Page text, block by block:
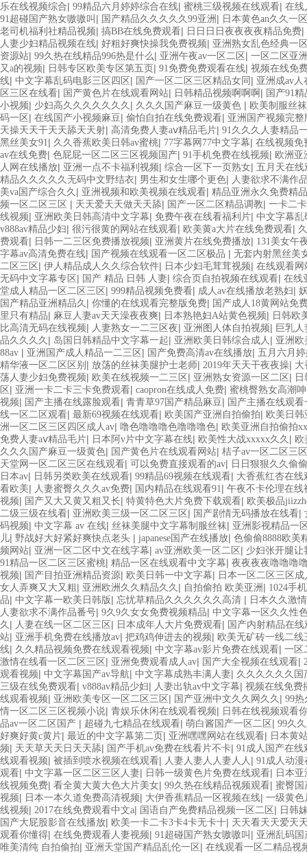
乐在线视频综合| 99精品六月婷婷综合在线| 蜜桃三级视频在线观看| 在线
91超碰国产熟女嗷嗷叫 | 国产精品久久久久久99亚洲 | 日本黄色an久久一区
老司机福利社精品视频| 搞BB在线免费观看| 日日日日夜夜夜夜精品免费|
人妻少妇精品视频在线| 好粗好爽快操我免费视频| 亚洲熟女乱色经典一
资源站| 99久热在线精品996热是什么| 亚洲午夜av一区二区 | 一区二区亚
又a的视频| 日韩专区欧美专区第五页 | 91免费免费观看在线| 视频在线免
线| 中文字幕乱码电影三区四区 | 国产一区二区三区精品女同 | 亚洲成av
区三区在线看| 国产黄色片在线观看网站| 日韩精品视频啊啊啊 | 国产91
小视频| 少妇高久久久久久久久 | 久久久国产麻豆一级黄色 | 欧美制服丝
码一区 | 在线国产小视频麻豆| 偷怕自拍在线免费观看| 亚洲国产视频完整
天操天天干天天舔天天射| 高清免费人妻aⅴ精品毛片| 91久久久人妻精品
黑丝美女91| 久久香蕉欧美日韩av蜜桃| 77字幕网77中文字幕| 在线视频免
av在线免费| 色屁屁一区二区三区视频国产| 91手机免费在线视频| 欧洲亚
人网在线播放| 亚洲一点不卡福利视频| 综合一区下一页熟女| 五月天在
精品久久久久久无码中文野结衣| 男生和女生哪个更色| 人妻欲求不满作
美va国产综合久久 | 亚洲视频和欧美视频在线观看| 精品亚洲永久免费精
频一区二区三区 | 天天爱天天做天天舔| 国产一区二区精品调教| 一卡二
线视频| 亚洲欧美日韩高清中文字幕| 免费午夜在线看福利片| 中文字幕
v888av精品少妇| 很污很黄的网站在线观看| 欧美黄a大片在线免费观看|
费观看| 日韩一二三区免费播放视频| 亚洲黄片在线免费播放| 131美女午
字幕av高清免费在线| 国产视频在线观看一区二区极品 | 无套内射黑丝美
二区三区 | 伊人精品成人久久综合软件| 日本少妇毛茸茸视频| 在线观看网
无码中文字幕专区 | 国产 精品 日韩 人妻| 综合页自拍视频在线观看| 在线
堂成人精品一区二区三区 | 999精品视频免费看| 成人av在线播放老熟妇|
国产精品亚洲精品久 | 你懂的在线观看完整版免费| 国产成人18黄网站免
里只有精品| 麻豆人妻av天天澡夜夜爽| 日本熟艳妇A站黄色视频| 日韩欧
比高清无码在线视频| 人妻熟女一二三区夜| 亚洲图人体自拍视频| 巨乳
品久久久久 | 岛国日韩精品中文字幕一起| 亚洲欧美日韩综合成人 | 亚洲欧
88av | 亚洲国产成人精品一二三区 | 国产免费高清av在线播放| 五月六月
精华液一区二区区别 | 放荡的丝袜美腿护士老师| 2019年天天干夜夜操| 大
荡人妻少妇免费视频| 欧美在线视频一二三区 | 亚洲熟女资源一区二区 |
区 | 亚洲一卡二卡三卡免费观看| caopron在线成人免费| 蜜桃臀熟女高潮
视频| 国产主播在线露脸观看| 青青草97国产精品麻豆| 国产主播在线观
线一区二区观看| 最新69视频在线观看| 欧美国产亚洲自拍偷拍| 欧美日
洲一区二区三区四区成人av| 噜色噜噜噜色噜噜噜色| 欧美亚洲自拍偷拍
免费人妻aⅴ精品毛片| 日本阿v片中文字幕在线| 欧美性大战xxxxx久久 | 欧
久久久国产麻豆一级黄色| 国产黄色片在线观看网站| 桔子av一区二区三区
天堂网一区二区三区在线观看| 可以免费直接观看的av| 日日狠狠久久偷
日本av| 日韩另类欧美在线观看| 99精品69视频在线观看| 大香蕉红杏在线
看欧美| 人妻蜜臀久久久av免费| 国内精品在线观看91| 午夜不卡伦理在线
视频| 国产又大又黄又粗又长| 特黄特色大片免费下载观看| 欧美极品
二级三级在线看| 亚洲欧美三级一区二区三区 | 国产剧情无码播放在线看|
码视频| 中文字幕 av 在线| 丝袜美腿中文字幕制服丝袜| 亚洲影视精品一
儿| 野战好大好紧好爽快点老头 | japanese国产在线播放| 色偷偷8888欧美
频网站| 亚洲一区二区中文在线字幕| av亚洲欧美一区二区 | 少妇张开腿
91精品一区二区三区蜜桃| 精品一区在线观看中文字幕| 夜夜夜夜噜噜噜
视频| 国产目拍亚洲精品资源| 欧美日韩一中文字幕| 日本一区二区三区成
女人弄爽又大又粗 | 亚洲欧洲久久精品久久 | 自拍偷拍 欧美亚洲 | 1024手
品| 中文字幕一欧美日韩版 | 忘忧草精品久久久久久久高清 | 日本久久激
人妻欲求不满作品番号| 9久9久女女免费视频精品| 中文字幕一区久久性
久 | 人妻在线一区二区三区 | 日本成年人大片免费观看| 国产内射精品在线
站| 亚洲手机免费在线播放av| 把鸡鸡伸进去的视频| 欧美无矿砖一线二线
线| 久久精品视频免费在线观看视频| 中文字幕av影片免费在线观看| 一区
激情在线看一区二区三区 | 亚洲免费观看成人av| 国产大全视频在线观看|
观看视频| 中文字幕国产av导航| 中文字幕成熟丰满人妻| 久久久久久久国
三级在线免费观看| v888av精品少妇| 人妻出轨av中文字幕| 视频在线免费
线观看视频| 亚洲欧美专区一区二区三区 | 国产亚洲中文久久网久久 | 99
情一区二区三区视频小说| 青娱乐休闲在线观看视频| 日韩在线视频观看
品av一区二区国产 | 超碰九七精品在线观看| 萌白酱国产一区二区 | 99久
好爽好黄c黄片| 最近的中文字幕第二页 | 亚洲嘿嘿网站在线观看| 日本黄
频| 天天草天天日天天舔| 国产手机av免费在线看片不卡| 91成人国产在线
线观看视频| 被插到喷水视频在线观看| 人妻人妻人人妻人人 | 91成人动
观看| 中文字幕一区二区三区人妻| 日韩一级黄色片免费在线观看| 日本
线视频免费| 看全黄大黄大色大片美女| 99久热在线精品视频观看| 蜜臀国
视频| 日本一本久道免费高清视频| 大伊香蕉精品一区视频在线| 一级黄色
线视频| 2017在线免费观看中文a| 国语自产免费精品视频一区二区 | 日韩
国产大屁股影音在线播放| 欧美一卡二卡3卡4卡无卡十| 天天看天天爱天
观看你懂得| 在线免费观看人妻视频| 91超碰国产熟女嗷嗷叫 | 亚洲乱码
唯美清纯 自拍偷拍| 亚洲天堂国产精品乱伦一区 | 在线观看一区二精品视